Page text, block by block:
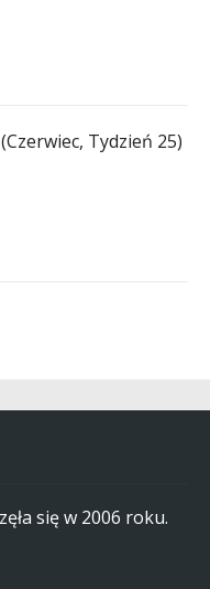
Tydzień 25)
się w 2006 roku.